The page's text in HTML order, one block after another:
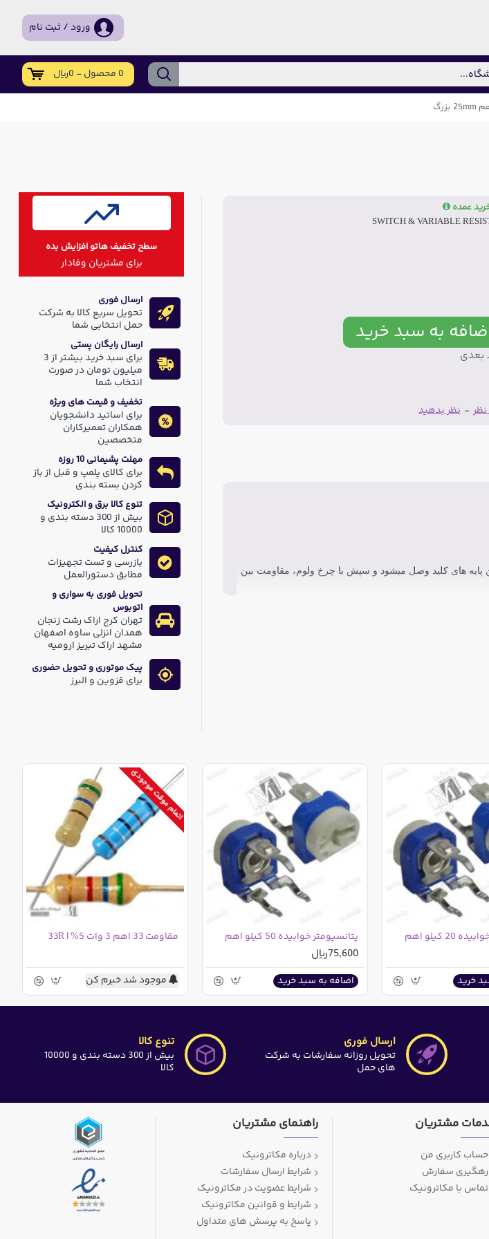
ورود / ثبت نام
0 محصول - 0ریال
- نظر بدهید
SWITCH & VARIABLE
به سبد خرید
بعدی
کلید، اتصال بین پایه های کلید وصل میشود و سپش با چرخ ولوم، مقاومت بین
سطح تخفیف هاتو افزایش بده
برای مشتریان وفادار
ارسال فوری
تحویل سریع کالا به شرکت
حمل انتخابی شما
ارسال رایگان پستی
برای سبد خرید بیشتر از 3
میلیون تومان در صورت
انتخاب شما
تخفیف و قیمت های ویژه
برای اساتید دانشجویان
همکاران تعمیرکاران
متخصصین
مهلت پشیمانی 10 روزه
برای کالای پلمپ و قبل از باز
کردن بسته بندی
تنوع کالا برق و الکترونیک
بیش از 300 دسته بندی و
10000 کالا
کنترل کیفیت
بازرسی و تست تجهیزات
مطابق دستورالعمل
تحویل فوری به سواری و
اتوبوس
تهران کرج اراک رشت زنجان
همدان انزلی ساوه اصفهان
مشهد اراک تبریز ارومیه
پیک موتوری و تحویل حضوری
برای قزوین و البرز
کیلو اهم
خرید
پتانسیومتر خوابیده 50 کیلو اهم
75,600ریال
اضافه به سبد خرید
اتمام موقت موجودی
مقاومت 33 اهم 3 وات 5% | 33R
موجود شد خبرم کن
ارسال فوری
تحویل روزانه سفارشات به شرکت
های حمل
تنوع کالا
بیش از 300 دسته بندی و 10000
کالا
مشتریان
حساب کاربری من
رهگیری سفارش
تماس با مکاترونیک
راهنمای مشتریان
درباره مکاترونیک
شرایط ارسال سفارشات
شرایط عضویت در مکاترونیک
شرایط و قوانین مکاترونیک
پاسخ به پرسش های متداول